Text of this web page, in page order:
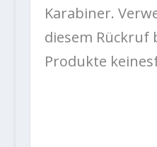
Karabiner.
diesem Rückruf
Produkte